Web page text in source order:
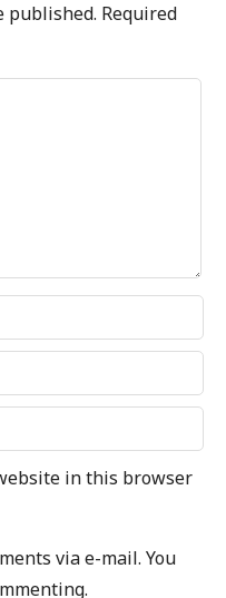
published. Required
in this browser
via e-mail. You